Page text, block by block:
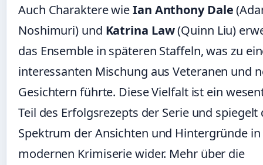
Auch Charaktere wieIan Anthony Dale
Noshimuri) und Katrina Law(Quinn Liu)
das Ensemble in späteren Staffeln, was zu
interessanten Mischung aus Veteranen und
Gesichtern führte. Diese Vielfalt ist ein
Teil des Erfolgsrezepts der Serie und spiegelt
Spektrum der Ansichten und Hintergründe
modernen Krimiserie wider. Mehr über die